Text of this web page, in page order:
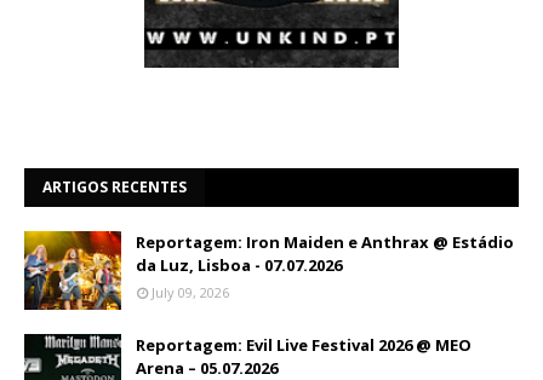
ARTIGOS RECENTES
Reportagem: Iron Maiden e Anthrax @ Estádio
da Luz, Lisboa - 07.07.2026
July 09, 2026
Reportagem: Evil Live Festival 2026 @ MEO
Arena – 05.07.2026